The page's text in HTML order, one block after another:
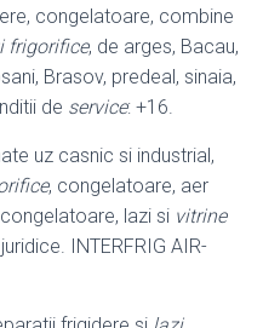
congelatoare, combine
frigorifice, de arges, Bacau,
Brasov, predeal, sinaia,
de service: +16.
uz casnic si industrial,
, congelatoare, aer
lazi si vitrine
INTERFRIG AIR-